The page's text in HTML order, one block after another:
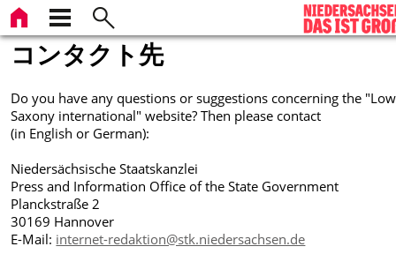
コンタクト先
Do you have any questions or suggestions concerning the
Saxony international" website? Then please contact
(in English or German):
Niedersächsische Staatskanzlei
Press and Information Office of the State Government
Planckstraße 2
30169 Hannover
E-Mail: internet-redaktion@stk.niedersachsen.de